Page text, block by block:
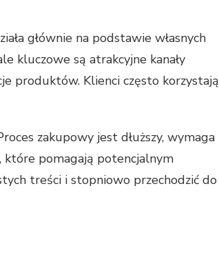
głównie na podstawie własnych
kluczowe są atrakcyjne kanały
produktów. Klienci często korzystają
zakupowy jest dłuższy, wymaga
które pomagają potencjalnym
treści i stopniowo przechodzić do